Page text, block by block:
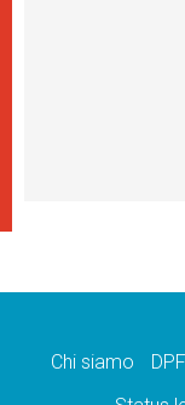
Chi siamo DPF